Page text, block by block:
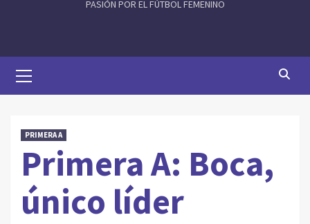
PASIÓN POR EL FÚTBOL FEMENINO
Menu
PRIMERA A
Primera A: Boca,
único líder